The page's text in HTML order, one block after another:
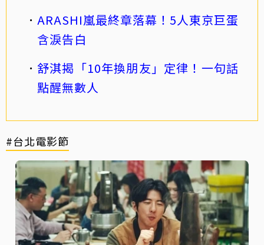
ARASHI嵐最終章落幕！5人東京巨蛋
含淚告白
舒淇揭「10年換朋友」定律！一句話
點醒無數人
#台北電影節